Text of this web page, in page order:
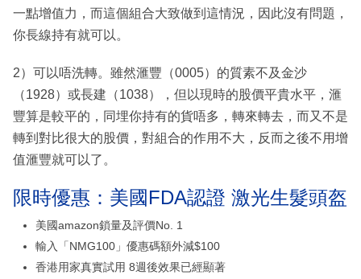
一點增值力，而這個組合大致做到這情況，因此沒有問題，
你長線持有就可以。
2）可以唔洗轉。雖然滙豐（0005）的質素不及金沙
（1928）或長建（1038），但以現時的股價平貴水平，滙
豐算是較平的，同埋你持有的貨唔多，轉來轉去，而又不是
轉到對比很大的股價，對組合的作用不大，反而之後不用增
值滙豐就可以了。
限時優惠：美國FDA認證 激光生髮頭盔
美國amazon鎖量及評價No. 1
輸入「NMG100」優惠碼額外減$100
香港用家真實試用 8週後效果已經顯著